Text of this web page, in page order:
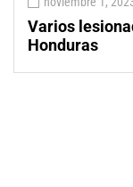
Varios
Honduras